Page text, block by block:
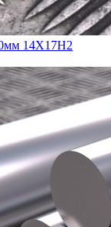
14Х17Н2